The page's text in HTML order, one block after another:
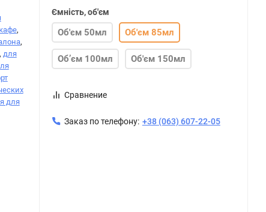
,
,
для
для
Ємність, об'єм
Об'єм 50мл Об'єм 85мл
Обʼєм 100мл Об'єм 150мл
Сравнение
Заказ по телефону: +38 (063) 607-22-05